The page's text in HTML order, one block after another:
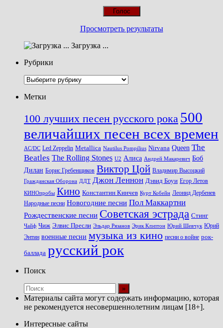
Просмотреть результаты
Загрузка ...
Рубрики
Рубрики
Метки
100 лучших песен русского рока 500
величайших песен всех времен
AC/DC Led Zeppelin Metallica Nautilus Pompilius Nirvana Queen The
Beatles The Rolling Stones U2 Алиса Андрей Макаревич Боб
Дилан Борис Гребенщиков Виктор Цой Владимир Высоцкий
Гражданская Оборона ДДТ Джон Леннон Дэвид Боуи Егор Летов
КИНОпробы Кино Константин Кинчев Курт Кобейн Леонид Дербенев
Народные песни Новогодние песни Пол Маккартни
Рождественские песни Советская эстрада Стинг
Чайф Чиж Элвис Пресли Эльдар Рязанов Эрик Клэптон Юрий Шевчук Юрий
Энтин военные песни музыка из кино песни о войне рок-
баллада русский рок
Поиск
Материалы сайта могут содержать информацию, которая
не рекомендуется несовершеннолетним лицам [18+].
Интересные сайты